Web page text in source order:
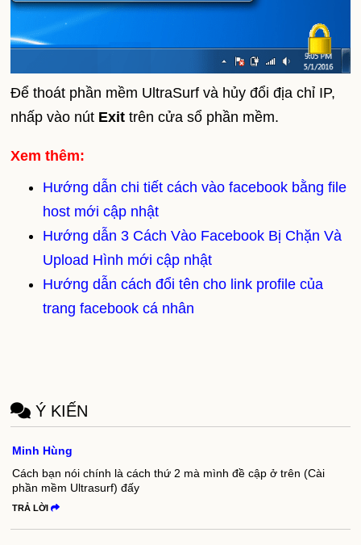
Để thoát phần mềm UltraSurf và hủy đổi địa chỉ IP,
nhấp vào nút Exittrên cửa sổ phần mềm.
Xem thêm:
Hướng dẫn chi tiết cách vào facebook bằng file
host mới cập nhật
Hướng dẫn 3 Cách Vào Facebook Bị Chặn Và
Upload Hình mới cập nhật
Hướng dẫn cách đổi tên cho link profile của
trang facebook cá nhân
Ý KIẾN
Minh Hùng
Cách bạn nói chính là cách thứ 2 mà mình đề cập ở trên (Cài
phần mềm Ultrasurf) đấy
TRẢ LỜI